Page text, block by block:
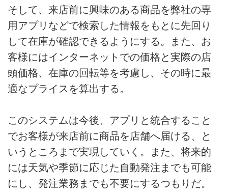
そして、来店前に興味のある商品を弊社の専
用アプリなどで検索した情報をもとに先回り
して在庫が確認できるようにする。また、お
客様にはインターネットでの価格と実際の店
頭価格、在庫の回転等を考慮し、その時に最
適なプライスを算出する。
このシステムは今後、アプリと統合すること
でお客様が来店前に商品を店舗へ届ける、と
いうところまで実現していく。また、将来的
には天気や季節に応じた自動発注までも可能
にし、発注業務までも不要にするつもりだ。